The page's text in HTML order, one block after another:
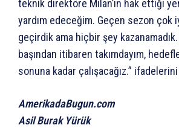
teknik direktöre Milan’ın hak ettiği
yardım edeceğim. Geçen sezon çok
geçirdik ama hiçbir şey
başından itibaren takımdayım,
sonuna kadar çalışacağız.”
AmerikadaBugun.com
Asil Burak Yürük